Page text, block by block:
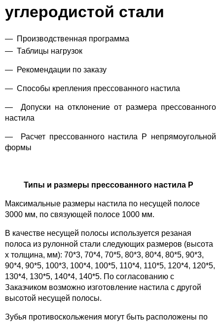
углеродистой стали
Производственная программа
Таблицы нагрузок
— Рекомендации по заказу
— Способы крепления прессованного настила
— Допуски на отклонение от размера прессованного
настила
—
Расчет прессованного настила P непрямоугольной
формы
Типы и размеры прессованного настила Р
Максимальные размеры настила по несущей полосе
3000 мм, по связующей полосе 1000 мм.
В качестве несущей полосы используется резаная
полоса из рулонной стали следующих размеров (высота
х толщина, мм): 70*3, 70*4, 70*5, 80*3, 80*4, 80*5, 90*3,
90*4, 90*5, 100*3, 100*4, 100*5, 110*4, 110*5, 120*4, 120*5,
130*4, 130*5, 140*4, 140*5. По согласованию с
Заказчиком возможно изготовление настила с другой
высотой несущей полосы.
Зубья противоскольжения могут быть расположены по